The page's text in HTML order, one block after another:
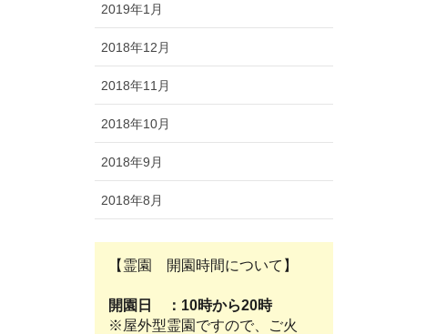
2019年1月
2018年12月
2018年11月
2018年10月
2018年9月
2018年8月
【霊園 開園時間について】
開園日 ：10時から20時
※屋外型霊園ですので、ご火